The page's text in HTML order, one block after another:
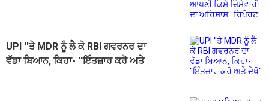
UPI ''ਤੇ MDR ਨੂੰ ਲੈ ਕੇ RBI ਗਵਰਨਰ ਦਾ
ਵੱਡਾ ਬਿਆਨ, ਕਿਹਾ- ''ਇੰਤਜ਼ਾਰ ਕਰੋ ਅਤੇ